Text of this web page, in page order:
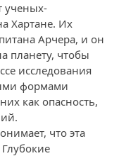
ученых-
Хартане. Их
Арчера, и он
планету, чтобы
исследования
формами
как опасность,
что эта
Глубокие